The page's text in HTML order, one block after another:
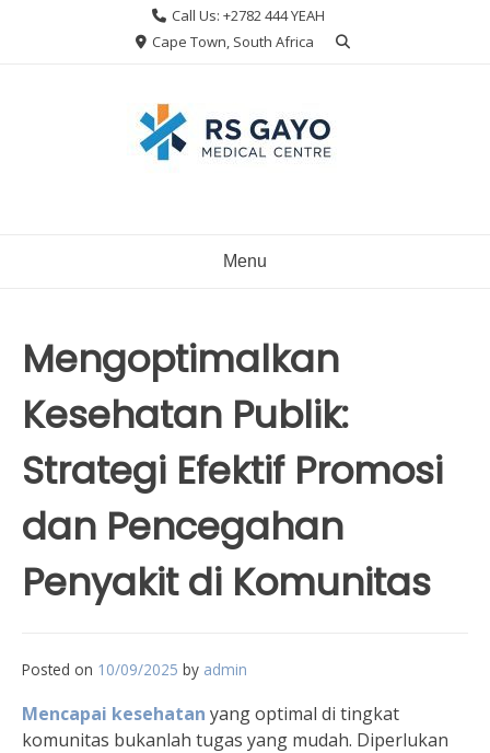
Call Us: +2782 444 YEAH
Cape Town, South Africa
Menu
Mengoptimalkan
Kesehatan Publik:
Strategi Efektif Promosi
dan Pencegahan
Penyakit di Komunitas
Posted on 10/09/2025 by admin
Mencapai kesehatan yang optimal di tingkat
komunitas bukanlah tugas yang mudah. Diperlukan